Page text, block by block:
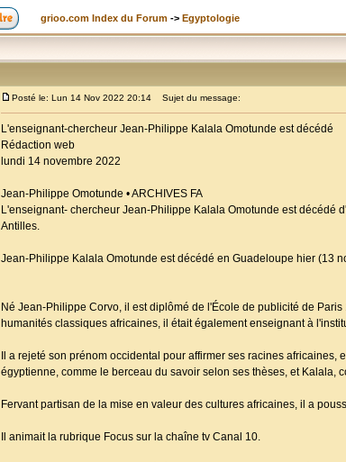
grioo.com Index du Forum -> Egyptologie
Posté le: Lun 14 Nov 2022 20:14 Sujet du message:
L'enseignant-chercheur Jean-Philippe Kalala Omotunde est décédé
Rédaction web
lundi 14 novembre 2022
Jean-Philippe Omotunde • ARCHIVES FA
L'enseignant- chercheur Jean-Philippe Kalala Omotunde est décédé
Antilles.
Jean-Philippe Kalala Omotunde est décédé en Guadeloupe hier (13
Né Jean-Philippe Corvo, il est diplômé de l'École de publicité de
humanités classiques africaines, il était également enseignant à
Il a rejeté son prénom occidental pour affirmer ses racines
égyptienne, comme le berceau du savoir selon ses thèses, et
Fervant partisan de la mise en valeur des cultures africaines, il a
Il animait la rubrique Focus sur la chaîne tv Canal 10.